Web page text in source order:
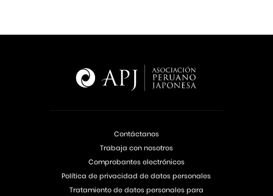
Contáctanos
Trabaja con nosotros
Comprobantes electrónicos
Política de privacidad de datos personales
Tratamiento de datos personales para